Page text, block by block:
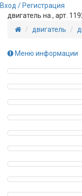
Вход / Регистрация
двигатель на , арт.
двигатель
Меню информации